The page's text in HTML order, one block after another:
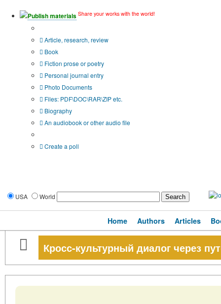
Publish materials Share your works with the world!
Article, research, review
Book
Fiction prose or poetry
Personal journal entry
Photo Documents
Files: PDF\DOC\RAR\ZIP etc.
Biography
An audiobook or other audio file
Create a poll
USA World
Home Authors Articles
Кросс-культурный диалог через